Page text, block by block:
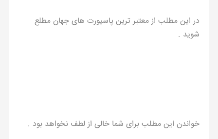
در این مطلب از معتبر ترین پاسپورت های جهان مطلع
شوید .
خواندن این مطلب برای شما خالی از لطف نخواهد بود .